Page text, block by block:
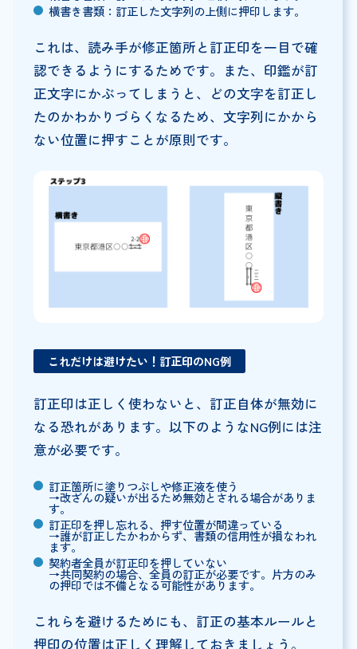
横書き書類：訂正した文字列の上側に押印します。
これは、読み手が修正箇所と訂正印を一目で確
認できるようにするためです。また、印鑑が訂
正文字にかぶってしまうと、どの文字を訂正し
たのかわかりづらくなるため、文字列にかから
ない位置に押すことが原則です。
これだけは避けたい！訂正印のNG例
訂正印は正しく使わないと、訂正自体が無効に
なる恐れがあります。以下のようなNG例には注
意が必要です。
訂正箇所に塗りつぶしや修正液を使う
→改ざんの疑いが出るため無効とされる場合がありま
す。
訂正印を押し忘れる、押す位置が間違っている
→誰が訂正したかわからず、書類の信用性が損なわれ
ます。
契約者全員が訂正印を押していない
→共同契約の場合、全員の訂正が必要です。片方のみ
の押印では不備となる可能性があります。
これらを避けるためにも、訂正の基本ルールと
押印の位置は正しく理解しておきましょう。